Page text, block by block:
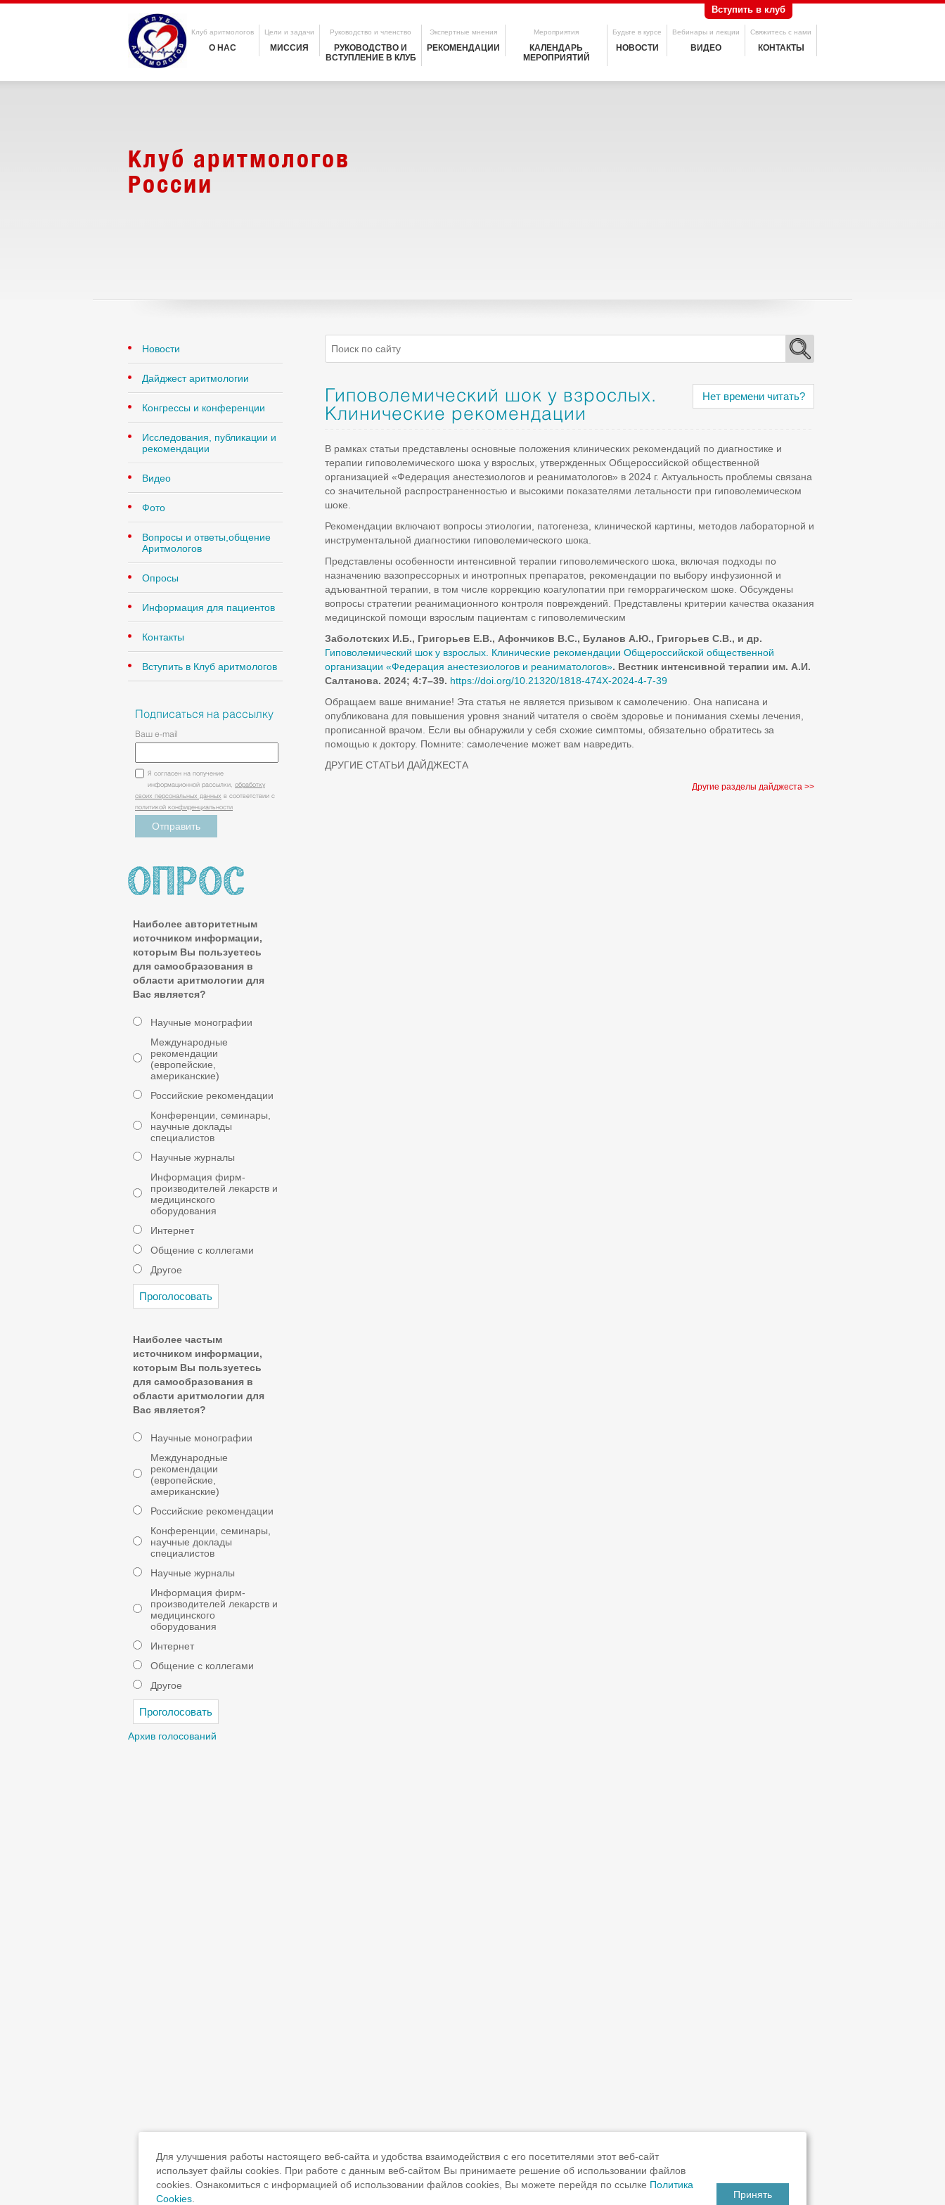
Клуб аритмологов
О НАС
Цели и задачи
МИССИЯ
Руководство и членство
РУКОВОДСТВО И
ВСТУПЛЕНИЕ В КЛУБ
Экспертные мнения
РЕКОМЕНДАЦИИ
Мероприятия
КАЛЕНДАРЬ
МЕРОПРИЯТИЙ
Будьте в курсе
НОВОСТИ
Вебинары и лекции
ВИДЕО
Свяжитесь с нами
КОНТАКТЫ
Вступить в клуб
Клуб аритмологов
России
Новости
Дайджест аритмологии
Конгрессы и конференции
Исследования, публикации и
рекомендации
Видео
Фото
Вопросы и ответы,общение
Аритмологов
Опросы
Информация для пациентов
Контакты
Вступить в Клуб аритмологов
Подписаться на рассылку
Ваш e-mail
Я согласен на получение
информационной рассылки, обработку
своих персональных данных
в соответствии с
политикой конфиденциальности
Наиболее авторитетным
источником информации,
которым Вы пользуетесь
для самообразования в
области аритмологии для
Вас является?
Научные монографии
Международные
рекомендации
(европейские,
американские)
Российские рекомендации
Конференции, семинары,
научные доклады
специалистов
Научные журналы
Информация фирм-
производителей лекарств и
медицинского
оборудования
Интернет
Общение с коллегами
Другое
Наиболее частым
источником информации,
которым Вы пользуетесь
для самообразования в
области аритмологии для
Вас является?
Научные монографии
Международные
рекомендации
(европейские,
американские)
Российские рекомендации
Конференции, семинары,
научные доклады
специалистов
Научные журналы
Информация фирм-
производителей лекарств и
медицинского
оборудования
Интернет
Общение с коллегами
Другое
Архив голосований
Гиповолемический шок у взрослых.
Клинические рекомендации
Нет времени читать?
В рамках статьи представлены основные положения клинических рекомендаций по диагностике и
терапии гиповолемического шока у взрослых, утвержденных Общероссийской общественной
организацией «Федерация анестезиологов и реаниматологов» в 2024 г. Актуальность проблемы связана
со значительной распространенностью и высокими показателями летальности при гиповолемическом
шоке.
Рекомендации включают вопросы этиологии, патогенеза, клинической картины, методов лабораторной и
инструментальной диагностики гиповолемического шока.
Представлены особенности интенсивной терапии гиповолемического шока, включая подходы по
назначению вазопрессорных и инотропных препаратов, рекомендации по выбору инфузионной и
адъювантной терапии, в том числе коррекцию коагулопатии при геморрагическом шоке. Обсуждены
вопросы стратегии реанимационного контроля повреждений. Представлены критерии качества оказания
медицинской помощи взрослым пациентам с гиповолемическим
Заболотских И.Б., Григорьев Е.В., Афончиков В.С., Буланов А.Ю., Григорьев С.В., и др.
Гиповолемический шок у взрослых. Клинические рекомендации Общероссийской общественной
организации «Федерация анестезиологов и реаниматологов». Вестник интенсивной терапии им. А.И.
Салтанова. 2024; 4:7–39. https://doi.org/10.21320/1818-474X-2024-4-7-39
Обращаем ваше внимание! Эта статья не является призывом к самолечению. Она написана и
опубликована для повышения уровня знаний читателя о своём здоровье и понимания схемы лечения,
прописанной врачом. Если вы обнаружили у себя схожие симптомы, обязательно обратитесь за
помощью к доктору. Помните: самолечение может вам навредить.
ДРУГИЕ СТАТЬИ ДАЙДЖЕСТА
Другие разделы дайджеста >>
Для улучшения работы настоящего веб-сайта и удобства взаимодействия с его посетителями этот веб-сайт
использует файлы cookies. При работе с данным веб-сайтом Вы принимаете решение об использовании файлов
cookies. Ознакомиться с информацией об использовании файлов cookies, Вы можете перейдя по ссылке Политика
Cookies
Принять